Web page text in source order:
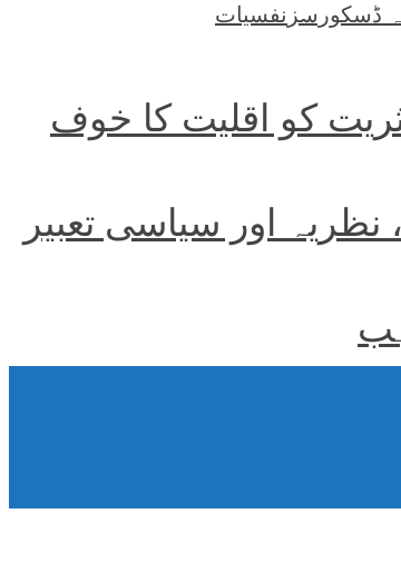
ڈسکورسز نفسیات
کو اقلیت کا خوف
نظریہ اور سیاسی تعبیر